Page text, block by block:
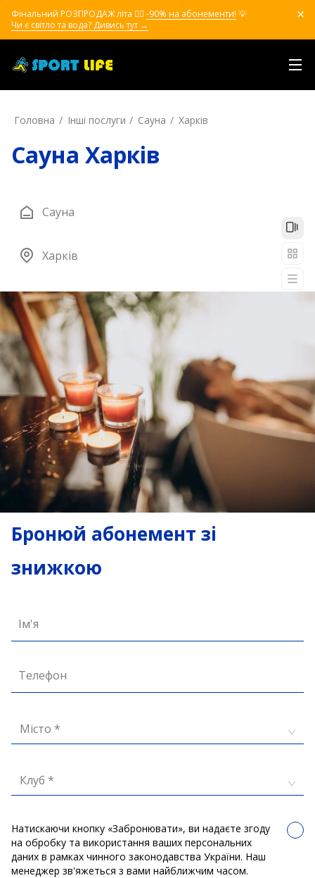
Фінальний РОЗПРОДАЖ літа ❤️‍🔥 -90% на абонементи! 💡
Чи є світло та вода? Дивись тут →
Головна Інші послуги Сауна Харків
Сауна Харків
Сауна
Харків
Бронюй абонемент зі
знижкою
Ім'я
Телефон
Місто *
Клуб *
Натискаючи кнопку «Забронювати», ви надаєте згоду
на обробку та використання ваших персональних
даних в рамках чинного законодавства України. Наш
менеджер зв'яжеться з вами найближчим часом.